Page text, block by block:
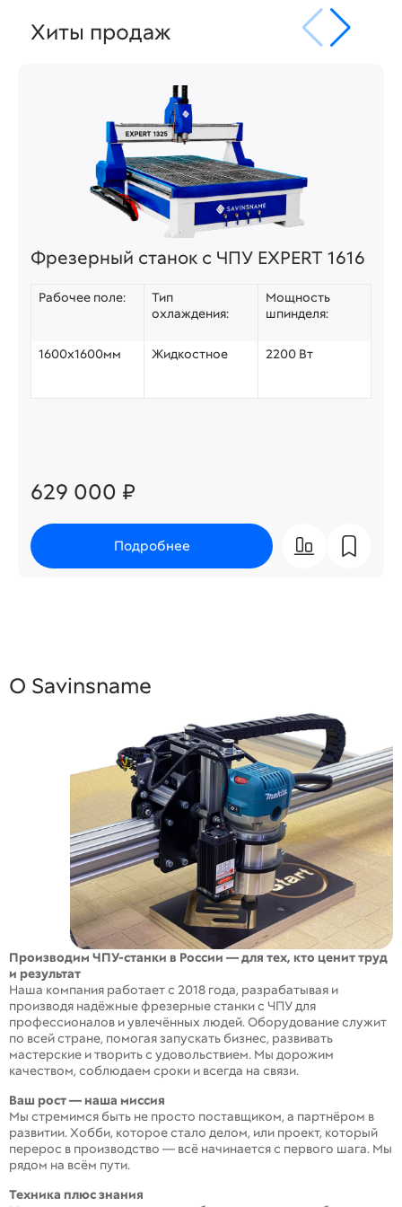
Хиты продаж
Фрезерный станок с ЧПУ EXPERT 1616
Рабочее поле:
1600х1600мм
Тип
охлаждения:
Жидкостное
Мощность
шпинделя:
2200 Вт
629 000 ₽
Подробнее
О Savinsname
Производим ЧПУ-станки в России — для тех, кто ценит труд
и результат
Наша компания работает с 2018 года, разрабатывая и
производя надёжные фрезерные станки с ЧПУ для
профессионалов и увлечённых людей. Оборудование служит
по всей стране, помогая запускать бизнес, развивать
мастерские и творить с удовольствием. Мы дорожим
качеством, соблюдаем сроки и всегда на связи.
Ваш рост — наша миссия
Мы стремимся быть не просто поставщиком, а партнёром в
развитии. Хобби, которое стало делом, или проект, который
перерос в производство — всё начинается с первого шага. Мы
рядом на всём пути.
Техника плюс знания